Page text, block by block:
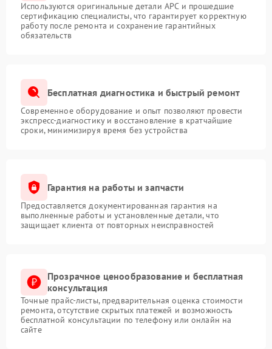
Используются оригинальные детали APC и прошедшие
сертификацию специалисты, что гарантирует корректную
работу после ремонта и сохранение гарантийных
обязательств
Бесплатная диагностика и быстрый ремонт
Современное оборудование и опыт позволяют провести
экспресс-диагностику и восстановление в кратчайшие
сроки, минимизируя время без устройства
Гарантия на работы и запчасти
Предоставляется документированная гарантия на
выполненные работы и установленные детали, что
защищает клиента от повторных неисправностей
Прозрачное ценообразование и бесплатная
консультация
Точные прайс-листы, предварительная оценка стоимости
ремонта, отсутствие скрытых платежей и возможность
бесплатной консультации по телефону или онлайн на
сайте